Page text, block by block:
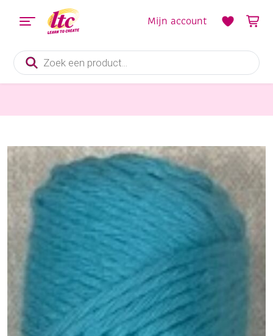
Producten
zoeken
Mijn account